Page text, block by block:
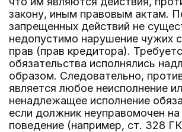
закону, иным правовым актам.
запрещенных действий не
недопустимо нарушение чужих
прав (прав кредитора).
обязательства исполнялись
образом. Следовательно,
является любое неисполнение
ненадлежащее исполнение
если должник неуправомочен на
поведение (например, ст. 328